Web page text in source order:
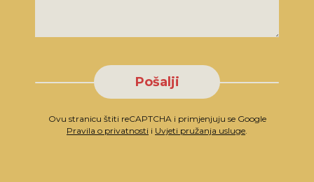
Pošalji
Ovu stranicu štiti reCAPTCHA i primjenjuju se Google
Pravila o privatnosti i Uvjeti pružanja usluge